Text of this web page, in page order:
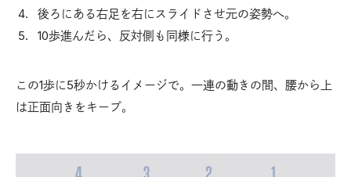
後ろにある右足を右にスライドさせ元の姿勢へ。
10歩進んだら、反対側も同様に行う。
この1歩に5秒かけるイメージで。一連の動きの間、腰から上
は正面向きをキープ。